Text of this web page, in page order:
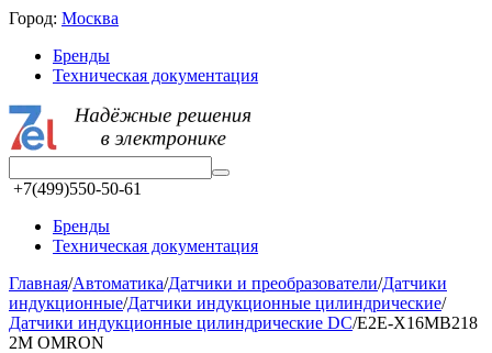
Город: Москва
Бренды
Техническая документация
+7(499)550-50-61
Бренды
Техническая документация
Главная/Автоматика/Датчики и преобразователи/Датчики
индукционные/Датчики индукционные цилиндрические/
Датчики индукционные цилиндрические DC/E2E-X16MB218
2M OMRON